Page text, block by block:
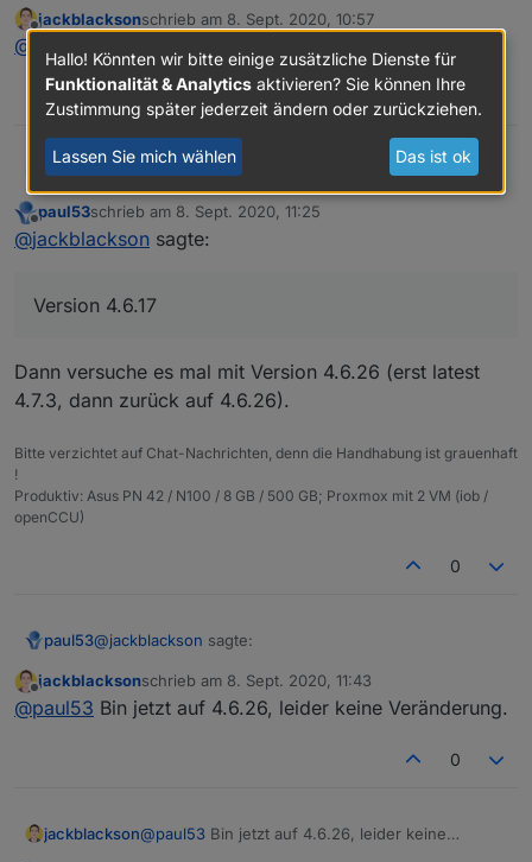
Stufe 2 ist, sondern 1 - dann findet er ja nichts
mehr.
So:
schedule('* * * * *', function() {
request(url, function(err, response,
        let arr = JSON.parse(json).warnstufen;
        let msg = '';
        }
    });
@jackblacksonsagte in
Corona-Ampel Österreich in VIS
anzeigen:
bekomme dann folgende Fehler:
Welche Version des JS-Adapters ?
Offline
jackblacksonschrieb am 8. Sept. 2020, 10:57
zuletzt editiert von
@
0
jackblackson@paul53Version 4.6.17
Offline
paul53schrieb am 8. Sept. 2020, 11:25
zuletzt editiert von
@jackblackson sagte:
Version 4.6.17
Dann versuche es mal mit Version 4.6.26 (erst latest
4.7.3, dann zurück auf 4.6.26).
Bitte verzichtet auf Chat-Nachrichten, denn die Handhabung ist grauenhaft
!
Produktiv: Asus PN 42 / N100 / 8 GB / 500 GB; Proxmox mit 2 VM (iob /
openCCU)
0
paul53@jackblackson sagte:
Version 4.6.17
Dann versuche es mal mit Version 4.6.26 (erst latest
Offline
jackblacksonschrieb am 8. Sept. 2020, 11:43
zuletzt editiert von
@paul53 Bin jetzt auf 4.6.26, leider keine Veränderung.
0
jackblackson@paul53 Bin jetzt auf 4.6.26, leider keine
Hallo! Könnten wir bitte einige zusätzliche Dienste für
Funktionalität & Analytics aktivieren? Sie können Ihre
Zustimmung später jederzeit ändern oder zurückziehen.
Lassen Sie mich wählen Das ist ok